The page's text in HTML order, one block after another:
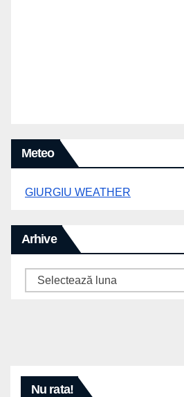
Meteo
GIURGIU WEATHER
Arhive
Arhive
Nu rata!